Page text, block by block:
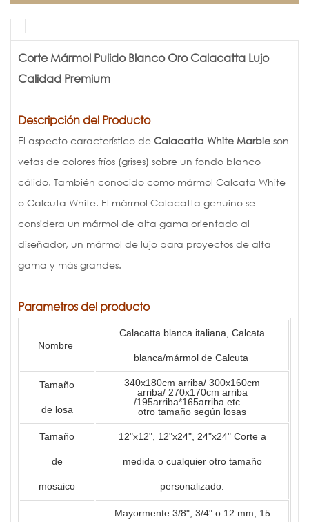
Corte Mármol Pulido Blanco Oro Calacatta Lujo
Calidad Premium
Descripción del Producto
El aspecto característico de Calacatta White Marble son
vetas de colores fríos (grises) sobre un fondo blanco
cálido. También conocido como mármol Calcata White
o Calcuta White. El mármol Calacatta genuino se
considera un mármol de alta gama orientado al
diseñador, un mármol de lujo para proyectos de alta
gama y más grandes.
Parametros del producto
Nombre
Calacatta blanca italiana, Calcata
blanca/mármol de Calcuta
Tamaño
de losa
340x180cm arriba/ 300x160cm
arriba/ 270x170cm arriba
/195arriba*165arriba etc.
otro tamaño según losas
Tamaño
de
mosaico
12"x12", 12"x24", 24"x24" Corte a
medida o cualquier otro tamaño
personalizado.
Mayormente 3/8", 3/4" o 12 mm, 15